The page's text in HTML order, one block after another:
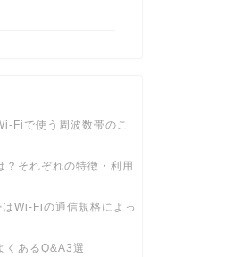
Fiで使う周波数帯のこ
？それぞれの特徴・利用
はWi-Fiの通信規格によっ
くあるQ&A3選